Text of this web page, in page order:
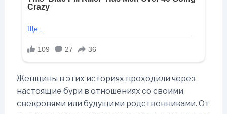
Женщины в этих историях проходили через
настоящие бури в отношениях со своими
свекровями или будущими родственниками. От